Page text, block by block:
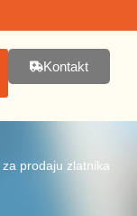
Kontakt
za prodaju zlatnika